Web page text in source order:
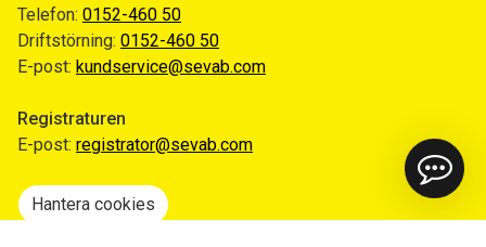
Telefon: 0152-460 50
Driftstörning: 0152-460 50
E-post: kundservice@sevab.com
Registraturen
E-post: registrator@sevab.com
Hantera cookies